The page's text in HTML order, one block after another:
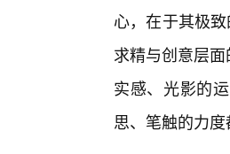
心，在于其极
求精与创意层
实感、光影的
思、笔触的力